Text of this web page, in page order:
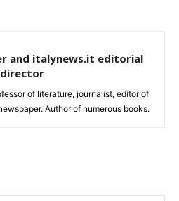
and italynews.it editorial
director
of literature, journalist, editor of
Author of numerous books.